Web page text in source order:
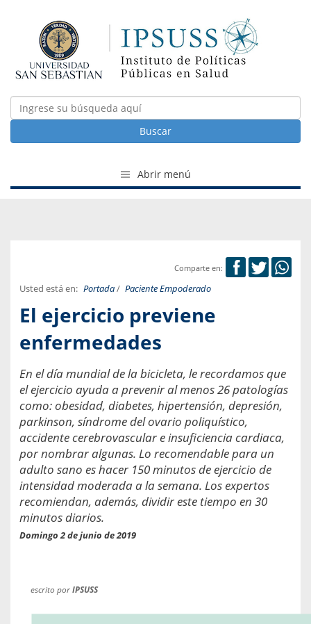
Buscar
Abrir menú
Comparte en:
Usted está en: Portada/ Paciente Empoderado
El ejercicio previene
enfermedades
En el día mundial de la bicicleta, le recordamos que
el ejercicio ayuda a prevenir al menos 26 patologías
como: obesidad, diabetes, hipertensión, depresión,
parkinson, síndrome del ovario poliquístico,
accidente cerebrovascular e insuficiencia cardiaca,
por nombrar algunas. Lo recomendable para un
adulto sano es hacer 150 minutos de ejercicio de
intensidad moderada a la semana. Los expertos
recomiendan, además, dividir este tiempo en 30
minutos diarios.
Domingo 2 de junio de 2019
escrito porIPSUSS